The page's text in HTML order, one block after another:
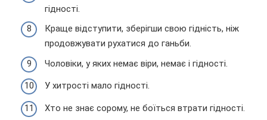
гідності.
Краще відступити, зберігши свою гідність, ніж
продовжувати рухатися до ганьби.
Чоловіки, у яких немає віри, немає і гідності.
У хитрості мало гідності.
Хто не знає сорому, не боїться втрати гідності.